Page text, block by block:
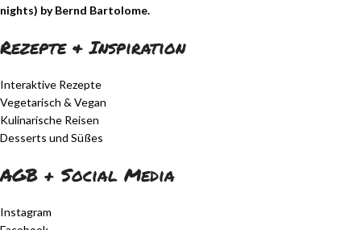
nights) by Bernd Bartolome.
Rezepte & Inspiration
Interaktive Rezepte
Vegetarisch & Vegan
Kulinarische Reisen
Desserts und Süßes
AGB + Social Media
Instagram